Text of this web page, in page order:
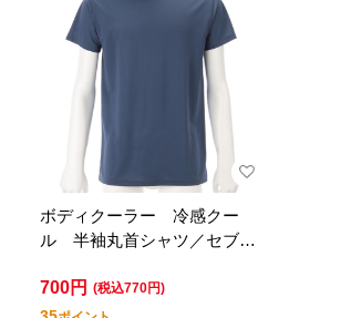
ボディクーラー 冷感クー
ル 半袖丸首シャツ／セブン
700円 (税込770円)